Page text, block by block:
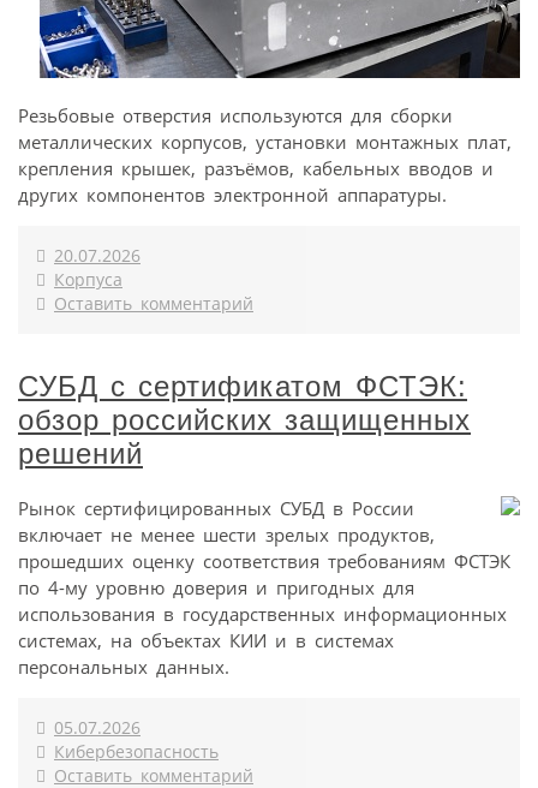
Резьбовые отверстия используются для сборки
металлических корпусов, установки монтажных плат,
крепления крышек, разъёмов, кабельных вводов и
других компонентов электронной аппаратуры.
20.07.2026
Корпуса
Оставить комментарий
СУБД с сертификатом ФСТЭК:
обзор российских защищенных
решений
Рынок сертифицированных СУБД в России
включает не менее шести зрелых продуктов,
прошедших оценку соответствия требованиям ФСТЭК
по 4-му уровню доверия и пригодных для
использования в государственных информационных
системах, на объектах КИИ и в системах
персональных данных.
05.07.2026
Кибербезопасность
Оставить комментарий